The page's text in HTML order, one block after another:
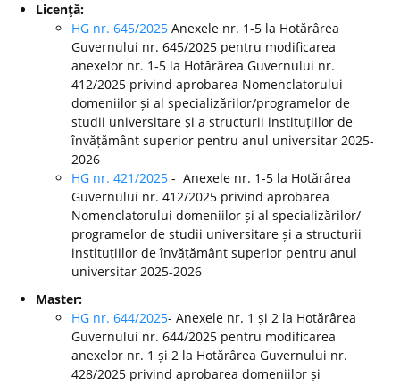
Licenţă:
HG nr. 645/2025 Anexele nr. 1-5 la Hotărârea
Guvernului nr. 645/2025 pentru modificarea
anexelor nr. 1-5 la Hotărârea Guvernului nr.
412/2025 privind aprobarea Nomenclatorului
domeniilor și al specializărilor/programelor de
studii universitare și a structurii instituțiilor de
învățământ superior pentru anul universitar 2025-
2026
HG nr. 421/2025 - Anexele nr. 1-5 la Hotărârea
Guvernului nr. 412/2025 privind aprobarea
Nomenclatorului domeniilor și al specializărilor/
programelor de studii universitare și a structurii
instituțiilor de învățământ superior pentru anul
universitar 2025-2026
Master:
HG nr. 644/2025- Anexele nr. 1 și 2 la Hotărârea
Guvernului nr. 644/2025 pentru modificarea
anexelor nr. 1 și 2 la Hotărârea Guvernului nr.
428/2025 privind aprobarea domeniilor și